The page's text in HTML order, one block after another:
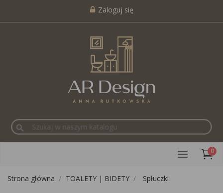
Zaloguj się
search
0
Strona główna TOALETY | BIDETY Spłuczki